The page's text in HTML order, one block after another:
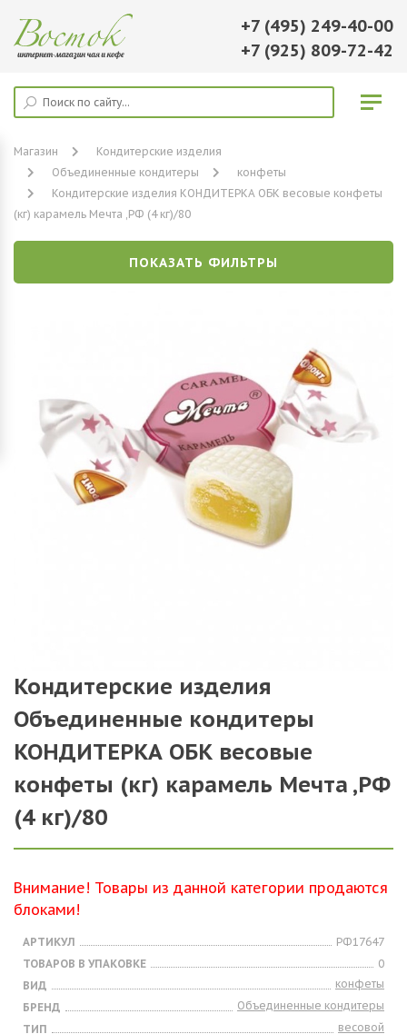
+7 (495) 249-40-00
+7 (925) 809-72-42
Магазин
Кондитерские изделия
Объединенные кондитеры
конфеты
Кондитерские изделия КОНДИТЕРКА ОБК весовые конфеты
(кг) карамель Мечта ,РФ (4 кг)/80
ПОКАЗАТЬ ФИЛЬТРЫ
Кондитерские изделия
Объединенные кондитеры
КОНДИТЕРКА ОБК весовые
конфеты (кг) карамель Мечта ,РФ
(4 кг)/80
Внимание! Товары из данной категории продаются
блоками!
АРТИКУЛ
РФ17647
ТОВАРОВ В УПАКОВКЕ
0
ВИД
конфеты
БРЕНД
Объединенные кондитеры
ТИП
весовой